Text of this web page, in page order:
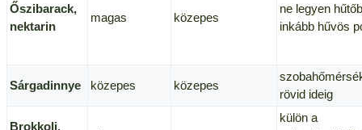
Őszibarack,
nektarin
magas közepes
ne legyen
inkább hűvös
Sárgadinnye közepes közepes
rövid ideig
Brokkoli,
külön a